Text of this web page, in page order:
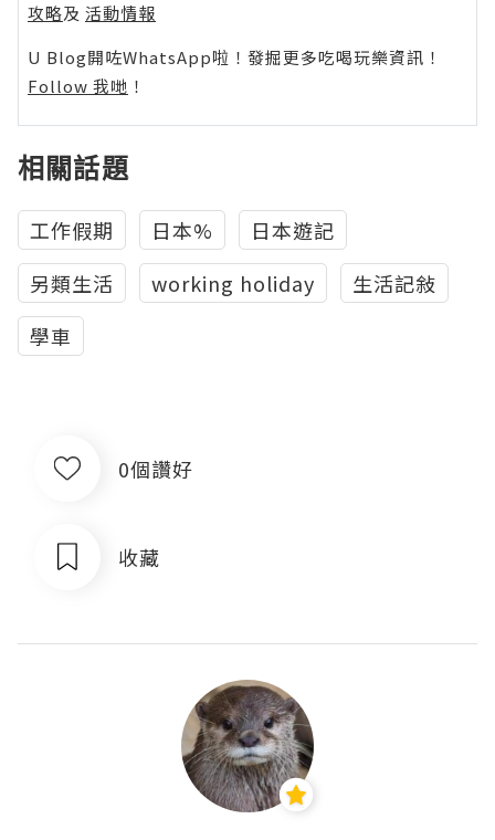
攻略及 活動情報
U Blog開咗WhatsApp啦！發掘更多吃喝玩樂資訊！
Follow 我哋 ！
相關話題
工作假期 日本%
日本遊記
另類生活
working holiday
生活記敍
學車
0個讚好
收藏